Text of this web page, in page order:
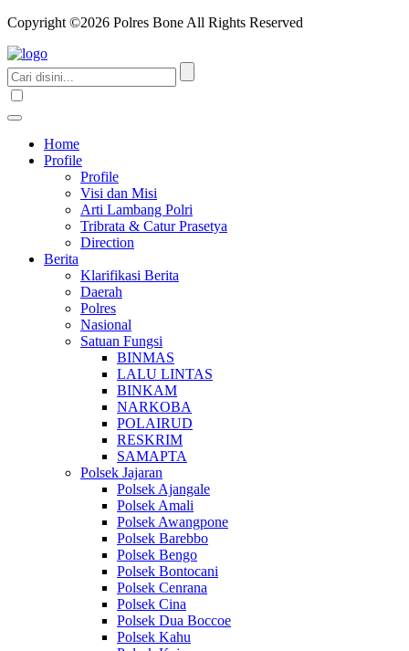
Copyright ©2026 Polres Bone All Rights Reserved
Home
Profile
Profile
Visi dan Misi
Arti Lambang Polri
Tribrata & Catur Prasetya
Direction
Berita
Klarifikasi Berita
Daerah
Polres
Nasional
Satuan Fungsi
BINMAS
LALU LINTAS
BINKAM
NARKOBA
POLAIRUD
RESKRIM
SAMAPTA
Polsek Jajaran
Polsek Ajangale
Polsek Amali
Polsek Awangpone
Polsek Barebbo
Polsek Bengo
Polsek Bontocani
Polsek Cenrana
Polsek Cina
Polsek Dua Boccoe
Polsek Kahu